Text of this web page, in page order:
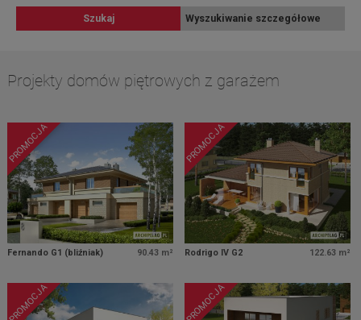
Szukaj Wyszukiwanie szczegółowe
Projekty domów piętrowych z garażem
PROMOCJA
Fernando G1 (bliźniak) 90.43 m²
PROMOCJA
Rodrigo IV G2 122.63 m²
PROMOCJA PROMOCJA